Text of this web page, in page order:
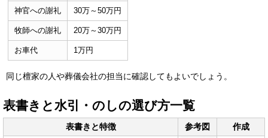
神官への謝礼 30万～50万円
牧師への謝礼 20万～30万円
お車代 1万円
同じ檀家の人や葬儀会社の担当に確認してもよいでしょう。
表書きと水引・のしの選び方一覧
表書きと特徴 参考図 作成